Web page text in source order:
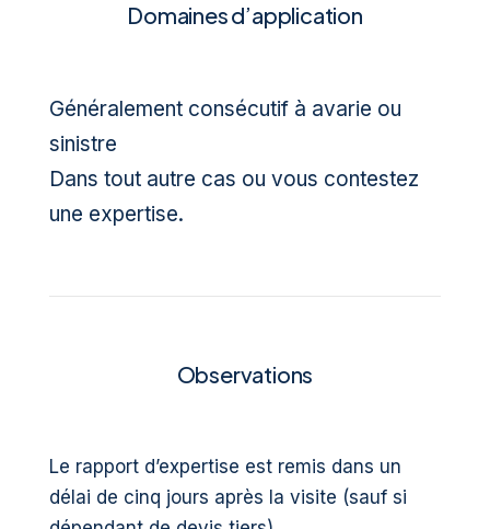
Domaines d’application
Généralement consécutif à avarie ou
sinistre
Dans tout autre cas ou vous contestez
une expertise.
Observations
Le rapport d’expertise est remis dans un
délai de cinq jours après la visite (sauf si